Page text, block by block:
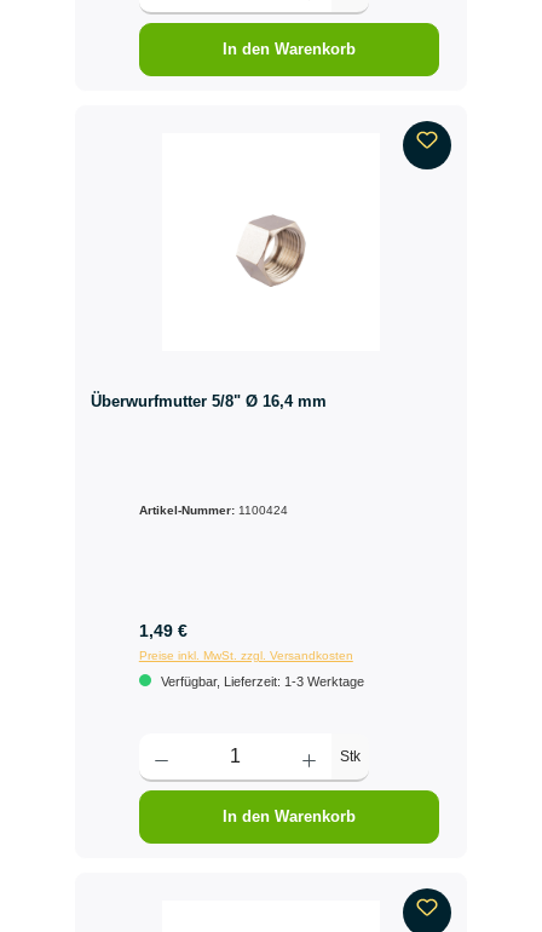
In den Warenkorb
Überwurfmutter 5/8" Ø 16,4 mm
Artikel-Nummer: 1100424
1,49 €
Preise inkl. MwSt. zzgl. Versandkosten
Verfügbar, Lieferzeit: 1-3 Werktage
Stk
In den Warenkorb